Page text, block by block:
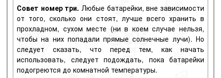
Совет номер три. Любые батарейки, вне зависимости
от того, сколько они стоят, лучше всего хранить в
прохладном, сухом месте (ни в коем случае нельзя,
чтобы на них попадали прямые солнечные лучи). Но
следует сказать, что перед тем, как начать
использовать, следует подождать, пока батарейки
подогреются до комнатной температуры.